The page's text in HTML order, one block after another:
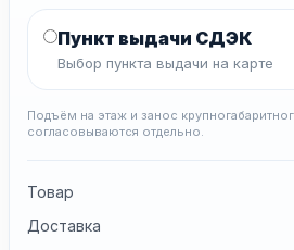
Пункт выдачи СДЭК
Выбор пункта выдачи на карте
Подъём на этаж и занос
согласовываются отдельно.
Товар
Доставка